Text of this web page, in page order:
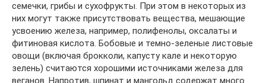
семечки, грибы и сухофрукты. При этом в некоторых из
них могут также присутствовать вещества, мешающие
усвоению железа, например, полифенолы, оксалаты и
фитиновая кислота. Бобовые и темно-зеленые листовые
овощи (включая брокколи, капусту кале и некоторую
зелень) считаются хорошими источниками железа для
веганов. Напротив, шпинат и мангольд содержат много